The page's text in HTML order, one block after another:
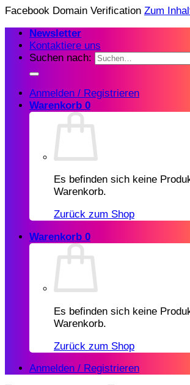
Facebook Domain Verification Zum
Newsletter
Kontaktiere uns
Suchen nach:
Anmelden / Registrieren
Warenkorb 0
Es befinden sich keine
Warenkorb.
Zurück zum Shop
Warenkorb 0
Es befinden sich keine
Warenkorb.
Zurück zum Shop
Anmelden / Registrieren